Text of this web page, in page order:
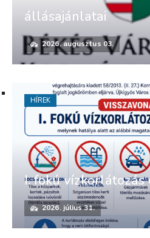
állásajánlatai
2026. augusztus 03.
I. fokú
2026. július 31.
HÍREK